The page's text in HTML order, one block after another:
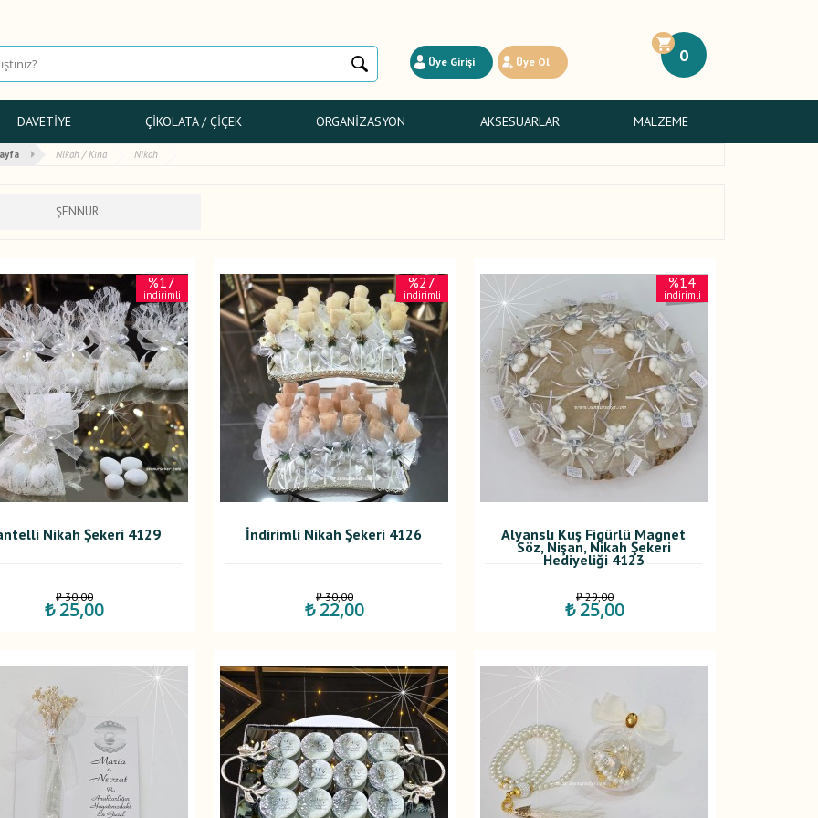
0
Üye Girişi Üye Ol
DAVETIYE ÇIKOLATA / ÇIÇEK ORGANIZASYON AKSESUARLAR MALZEME
Nikah / Kına Nikah
ŞENNUR
%17
indirimli
Nikah Şekeri 4129
₺ 30,00
₺ 25,00
%27
indirimli
İndirimli Nikah Şekeri 4126
₺ 30,00
₺ 22,00
%14
indirimli
Alyanslı Kuş Figürlü Magnet
Söz, Nişan, Nikah Şekeri
Hediyeliği 4123
₺ 29,00
₺ 25,00